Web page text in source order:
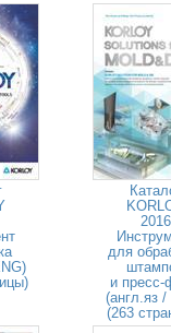
2016
для
и
(англ.яз /
(263